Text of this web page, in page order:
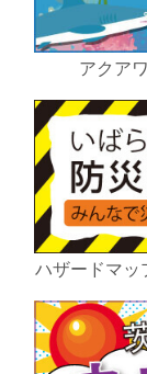
アクア
ハザードマッ